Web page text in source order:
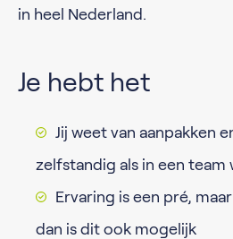
in heel Nederland.
Je hebt het
Jij weet van aanpakken
zelfstandig als in een team
Ervaring is een pré,
dan is dit ook mogelijk